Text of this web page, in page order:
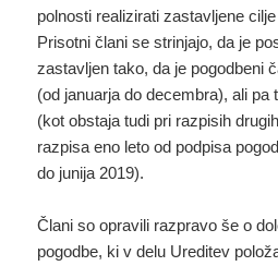
polnosti realizirati zastavljene
Prisotni člani se strinjajo, da je
zastavljen tako, da je pogodbeni
(od januarja do decembra), ali pa
(kot obstaja tudi pri razpisih
razpisa eno leto od podpisa
do junija 2019).
Člani so opravili razpravo še o
pogodbe, ki v delu Ureditev